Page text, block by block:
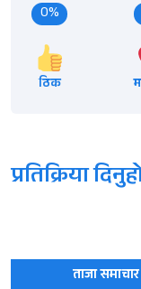
0%
ठिक
प्रतिक्रिया
ताजा समाचार